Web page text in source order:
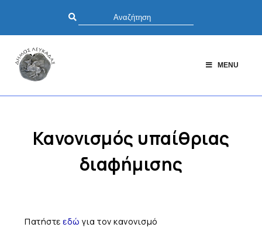
MENU
Κανονισμός υπαίθριας
διαφήμισης
Πατήστεεδώ για τον κανονισμό